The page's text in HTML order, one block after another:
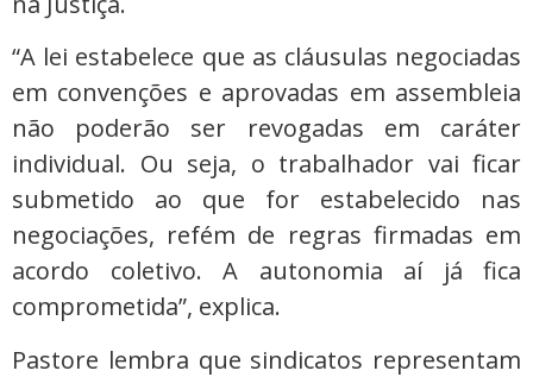
“A lei estabelece que as cláusulas negociadas
em convenções e aprovadas em assembleia
não poderão ser revogadas em caráter
individual. Ou seja, o trabalhador vai ficar
submetido ao que for estabelecido nas
negociações, refém de regras firmadas em
acordo coletivo. A autonomia aí já fica
comprometida”, explica.
Pastore lembra que sindicatos representam